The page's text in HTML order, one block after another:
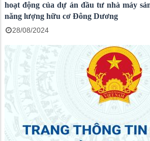
hoạt động của dự án đầu tư nhà máy
năng lượng hữu cơ Đông Dương
28/08/2024